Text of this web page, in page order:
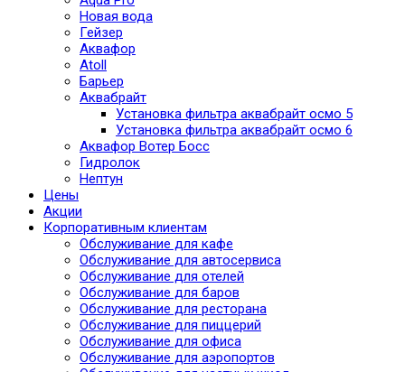
Новая вода
Гейзер
Аквафор
Atoll
Барьер
Аквабрайт
Установка фильтра аквабрайт осмо 5
Установка фильтра аквабрайт осмо 6
Аквафор Вотер Босс
Гидролок
Нептун
Цены
Акции
Корпоративным клиентам
Обслуживание для кафе
Обслуживание для автосервиса
Обслуживание для отелей
Обслуживание для баров
Обслуживание для ресторана
Обслуживание для пиццерий
Обслуживание для офиса
Обслуживание для аэропортов